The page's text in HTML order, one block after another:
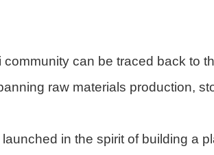
can be traced back to
raw materials production,
in the spirit of building a